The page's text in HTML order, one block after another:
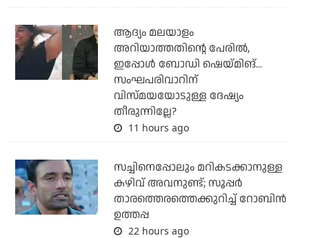
ആദ്യം മലയാളം
അറിയാത്തതിന്റെ പേരില്‍,
ഇപ്പോള്‍ ബോഡി ഷെയ്മിങ്...
സംഘപരിവാറിന്
വിസ്മയയോടുള്ള ദേഷ്യം
തീരുന്നില്ലേ?
11 hours ago
സച്ചിനെപ്പോലും മറികടക്കാനുള്ള
കഴിവ് അവനുണ്ട്; സൂപ്പര്‍
താരത്തെരത്തെക്കുറിച്ച് റോബിന്‍
ഉത്തപ്പ
22 hours ago